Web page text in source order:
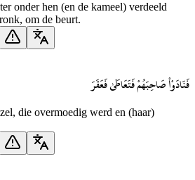
onder hen (en de kameel) verdeeld
om de beurt.
فَنَادَوْا۟ صَاحِبَهُمْ فَتَعَاطَىٰ فَعَقَرَ
die overmoedig werd en (haar)